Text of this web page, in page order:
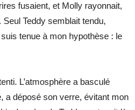
fusaient, et Molly rayonnait,
Teddy semblait tendu,
tenue à mon hypothèse : le
L’atmosphère a basculé
a déposé son verre, évitant mon